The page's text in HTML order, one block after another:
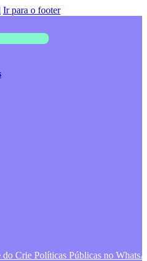
Ir para o footer
do Crie Políticas Públicas no